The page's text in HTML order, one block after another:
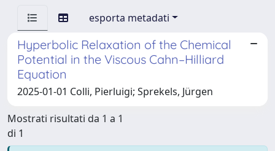
esporta metadati
Hyperbolic Relaxation of the Chemical
Potential in the Viscous Cahn–Hilliard
Equation
2025-01-01 Colli, Pierluigi; Sprekels, Jürgen
Mostrati risultati da 1 a 1
di 1